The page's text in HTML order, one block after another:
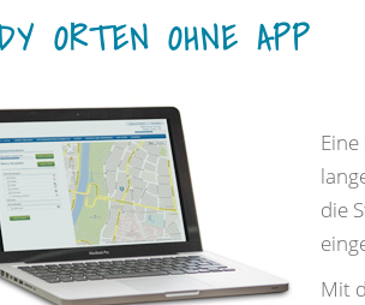
ORTEN OHNE APP
Eine
die
Mit